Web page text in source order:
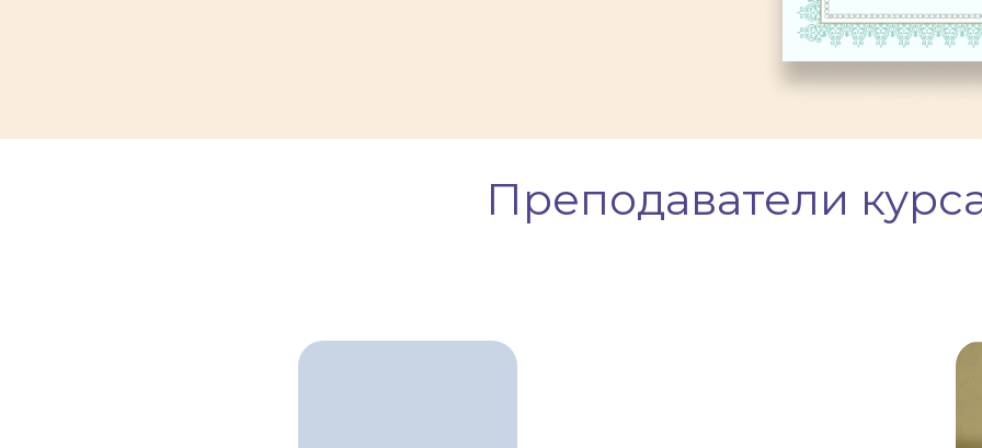
Преподаватели